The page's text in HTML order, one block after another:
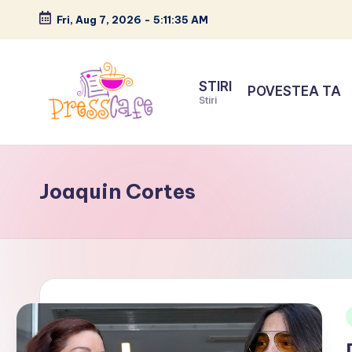
Skip
content
Fri, Aug 7, 2026 - 5:11:36 AM
P
e
s
s
c
a
urbane
STIRI
Stiri
POVESTEA TA
Joaquin Cortes